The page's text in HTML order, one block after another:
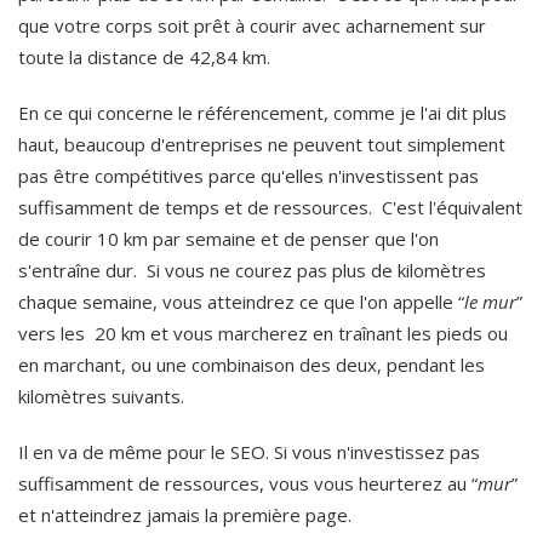
que votre corps soit prêt à courir avec acharnement sur
toute la distance de 42,84 km.
En ce qui concerne le référencement, comme je l'ai dit plus
haut, beaucoup d'entreprises ne peuvent tout simplement
pas être compétitives parce qu'elles n'investissent pas
suffisamment de temps et de ressources. C'est l'équivalent
de courir 10 km par semaine et de penser que l'on
s'entraîne dur. Si vous ne courez pas plus de kilomètres
chaque semaine, vous atteindrez ce que l'on appelle “le mur”
vers les 20 km et vous marcherez en traînant les pieds ou
en marchant, ou une combinaison des deux, pendant les
kilomètres suivants.
Il en va de même pour le SEO. Si vous n'investissez pas
suffisamment de ressources, vous vous heurterez au “mur”
et n'atteindrez jamais la première page.